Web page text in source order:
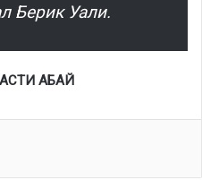
Берик Уали.
АБАЙ